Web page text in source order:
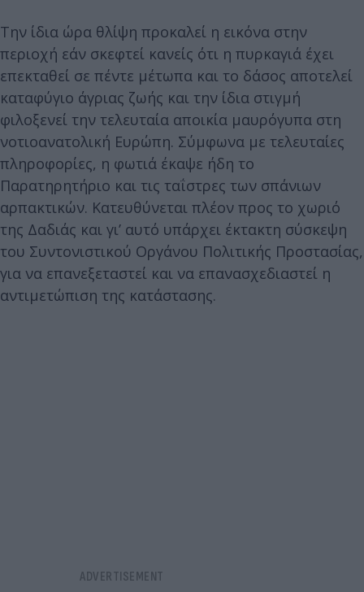
Την ίδια ώρα θλίψη προκαλεί η εικόνα στην
περιοχή εάν σκεφτεί κανείς ότι η πυρκαγιά έχει
επεκταθεί σε πέντε μέτωπα και το δάσος αποτελεί
καταφύγιο άγριας ζωής και την ίδια στιγμή
φιλοξενεί την τελευταία αποικία μαυρόγυπα στη
νοτιοανατολική Ευρώπη. Σύμφωνα με τελευταίες
πληροφορίες, η φωτιά έκαψε ήδη το
Παρατηρητήριο και τις ταΐστρες των σπάνιων
αρπακτικών. Κατευθύνεται πλέον προς το χωριό
της Δαδιάς και γι’ αυτό υπάρχει έκτακτη σύσκεψη
του Συντονιστικού Οργάνου Πολιτικής Προστασίας,
για να επανεξεταστεί και να επανασχεδιαστεί η
αντιμετώπιση της κατάστασης.